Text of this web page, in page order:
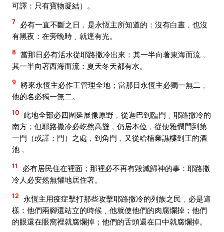
可譯：只有寶物凝結）。
7 必有一直不斷之日﹐是永恆主所知道的：沒有白晝﹐也沒
有黑夜：在旁晚時﹑就逕有光。
8 當那日必有活水從耶路撒冷出來：其一半向著東海而流﹐
其一半向著西海而流：夏天冬天都有水。
9 將來永恆主必作王管理全地；當那日永恆主必獨一無二﹐
他的名必獨一無二。
10 此地全部必四圍延展像原野﹐從迦巴到臨門﹑耶路撒冷的
南方；但耶路撒冷必屹然高聳﹐仍居本位﹐從便雅憫門到第
一門（或譯：門）之處﹐到角門﹐又從哈楠業譙樓到王的酒
池﹐
11
必有居民住在裡面；那裡必不再有毀滅歸神的事：耶路撒
冷人必安然無懼地居住著。
12
永恆主用疫症擊打那些攻擊耶路撒冷的列族之民﹑必是這
樣：他們兩腳還站立的時候﹑他就使他們的肉腐爛掉；他們
的眼還在眼窩裡就腐爛掉；他們的舌頭還在口中就腐爛掉。